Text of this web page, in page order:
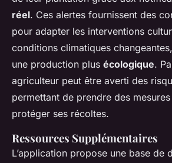
réel. Ces alertes fournissent des
pour adapter les interventions
conditions climatiques
une production plus écologique.
agriculteur peut être averti des
permettant de prendre des
protéger ses récoltes.
Ressources Supplémentaires
L’application propose une base de